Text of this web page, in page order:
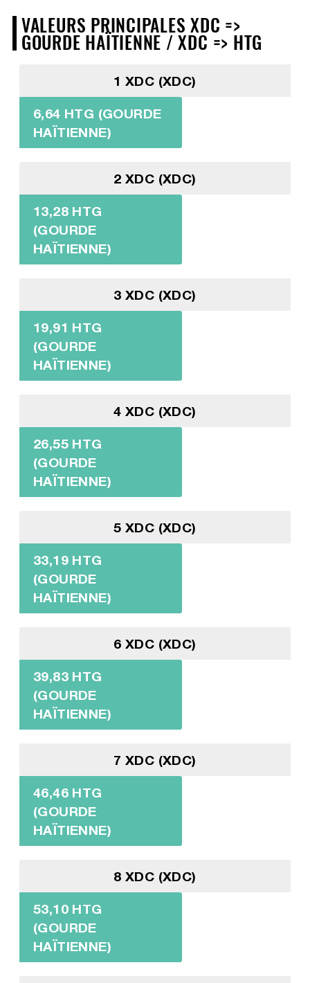
VALEURS PRINCIPALES XDC =>
GOURDE HAÏTIENNE / XDC => HTG
1 XDC (XDC)
6,64 HTG (GOURDE
HAÏTIENNE)
2 XDC (XDC)
13,28 HTG
(GOURDE
HAÏTIENNE)
3 XDC (XDC)
19,91 HTG
(GOURDE
HAÏTIENNE)
4 XDC (XDC)
26,55 HTG
(GOURDE
HAÏTIENNE)
5 XDC (XDC)
33,19 HTG
(GOURDE
HAÏTIENNE)
6 XDC (XDC)
39,83 HTG
(GOURDE
HAÏTIENNE)
7 XDC (XDC)
46,46 HTG
(GOURDE
HAÏTIENNE)
8 XDC (XDC)
53,10 HTG
(GOURDE
HAÏTIENNE)